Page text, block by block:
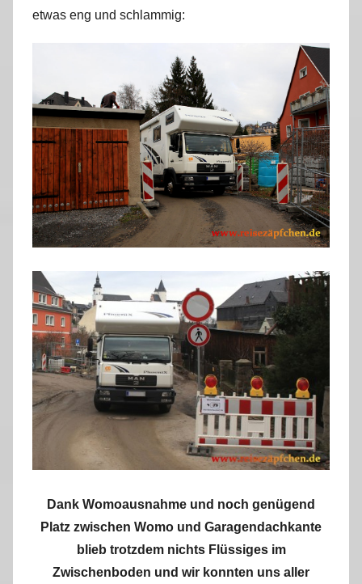
etwas eng und schlammig:
Dank Womoausnahme und noch genügend
Platz zwischen Womo und Garagendachkante
blieb trotzdem nichts Flüssiges im
Zwischenboden und wir konnten uns aller